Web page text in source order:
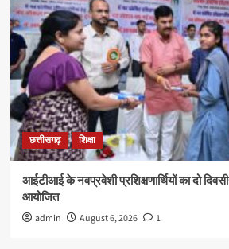
छत्तीसगढ़ शिक्षा
आईटीआई के नवप्रवेशी प्रशिक्षणार्थियों का दो
आयोजित
admin August 6, 2026 1